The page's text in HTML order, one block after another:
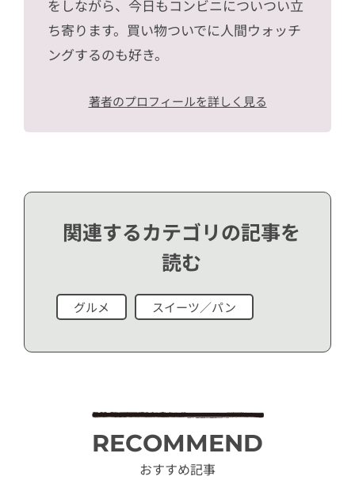
をしながら、今日もコンビニについつい立
ち寄ります。買い物ついでに人間ウォッチ
ングするのも好き。
著者のプロフィールを詳しく見る
関連するカテゴリの記事を
読む
グルメ スイーツ／パン
RECOMMEND
おすすめ記事